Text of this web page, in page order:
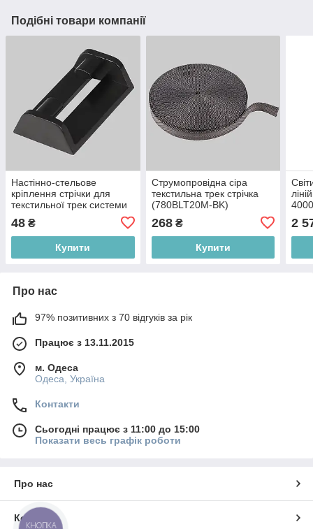
Подібні товари компанії
Настінно-стельове
кріплення стрічки для
текстильної трек системи
48 ₴
Купити
Струмопровідна сіра
текстильна трек стрічка
(780BLT20M-BK)
268₴
Купити
2
Про нас
97% позитивних з 70 відгуків за рік
Працює з 13.11.2015
м. Одеса
Одеса, Україна
Контакти
Сьогодні працює з 11:00 до 15:00
Показати весь графік роботи
Про нас
Контакти
КНОПКА